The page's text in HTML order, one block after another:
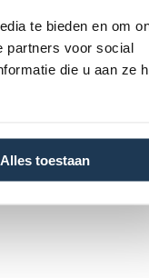
te bieden en om
partners voor social
die u aan ze
Alles toestaan